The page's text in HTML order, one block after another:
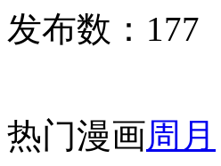
发布数： 177
热门漫画周 月